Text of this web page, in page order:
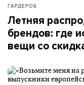
ГАРДЕРОБ
Летняя
брендов: где
вещи со